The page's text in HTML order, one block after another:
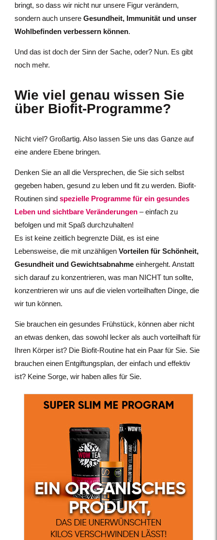
bringt, so dass wir nicht nur unsere Figur verändern,
sondern auch unsere Gesundheit, Immunität und unser
Wohlbefinden verbessern können.
Und das ist doch der Sinn der Sache, oder? Nun. Es gibt
noch mehr.
Wie viel genau wissen Sie
über Biofit-Programme?
Nicht viel? Großartig. Also lassen Sie uns das Ganze auf
eine andere Ebene bringen.
Denken Sie an all die Versprechen, die Sie sich selbst
gegeben haben, gesund zu leben und fit zu werden. Biofit-
Routinen sind spezielle Programme für ein gesundes
Leben und sichtbare Veränderungen – einfach zu
befolgen und mit Spaß durchzuhalten!
Es ist keine zeitlich begrenzte Diät, es ist eine
Lebensweise, die mit unzähligen Vorteilen für Schönheit,
Gesundheit und Gewichtsabnahme einhergeht. Anstatt
sich darauf zu konzentrieren, was man NICHT tun sollte,
konzentrieren wir uns auf die vielen vorteilhaften Dinge, die
wir tun können.
Sie brauchen ein gesundes Frühstück, können aber nicht
an etwas denken, das sowohl lecker als auch vorteilhaft für
Ihren Körper ist? Die Biofit-Routine hat ein Paar für Sie. Sie
brauchen einen Entgiftungsplan, der einfach und effektiv
ist? Keine Sorge, wir haben alles für Sie.